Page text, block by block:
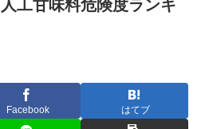
工甘味料危険度ランキ
Facebook はてブ